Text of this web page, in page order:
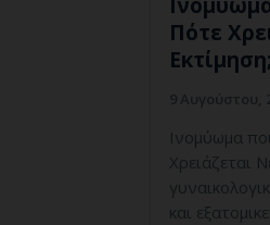
Πότε
Εκτίμηση;
Ινομύωμα
Χρειάζεται
και